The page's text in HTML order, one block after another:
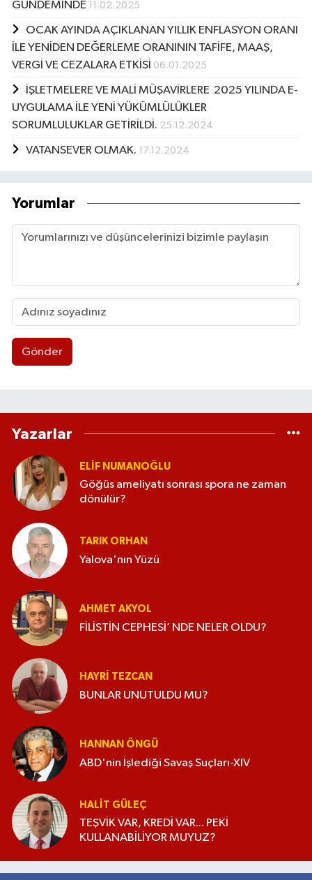
GÜNDEMİNDE 11.02.2025
OCAK AYINDA AÇIKLANAN YILLIK ENFLASYON ORANI
İLE YENİDEN DEĞERLEME ORANININ TAFİFE, MAAŞ,
VERGİ VE CEZALARA ETKİSİ 06.01.2025
İŞLETMELERE VE MALİ MÜŞAVİRLERE 2025 YILINDA E-
UYGULAMA İLE YENİ YÜKÜMLÜLÜKLER
SORUMLULUKLAR GETİRİLDİ. 25.12.2024
VATANSEVER OLMAK. 17.12.2024
Yorumlar
Gönder
Yazarlar
ELİF NUMANOĞLU
Göğüs ameliyatı sonrası spora ne zaman
dönülür?
TARIK ORHAN
Yalova'nın Yüzü
AHMET AKYOL
FİLİSTİN CEPHESİ’ NDE NELER OLDU?
HAYRI TEZCAN
BUNLAR UNUTULDU MU?
HANNAN ÖNGÜ
ABD'nin İşlediği Savaş Suçları-XIV
HALIT GÜLEÇ
TEŞVİK VAR, KREDİ VAR... PEKİ
KULLANABİLİYOR MUYUZ?